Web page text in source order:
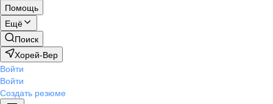
Помощь
Ещё
Поиск
Хорей-Вер
Войти
Войти
Создать резюме